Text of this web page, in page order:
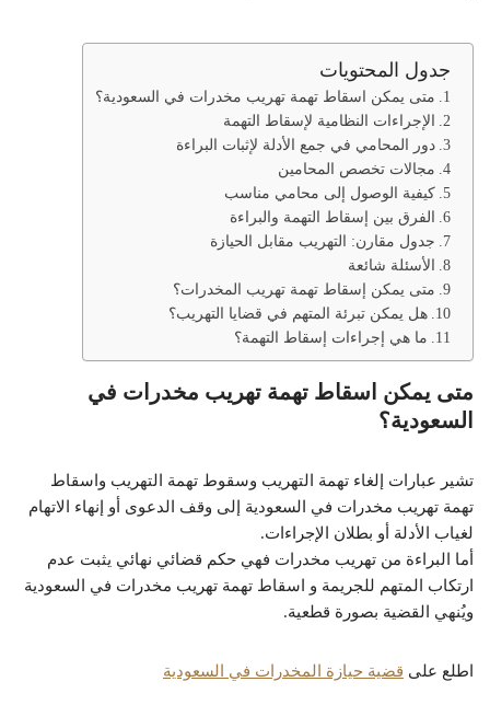
جدول المحتويات
متى يمكن اسقاط تهمة تهريب مخدرات في السعودية؟
الإجراءات النظامية لإسقاط التهمة
دور المحامي في جمع الأدلة لإثبات البراءة
مجالات تخصص المحامين
كيفية الوصول إلى محامي مناسب
الفرق بين إسقاط التهمة والبراءة
جدول مقارن: التهريب مقابل الحيازة
الأسئلة شائعة
متى يمكن إسقاط تهمة تهريب المخدرات؟
هل يمكن تبرئة المتهم في قضايا التهريب؟
ما هي إجراءات إسقاط التهمة؟
متى يمكن اسقاط تهمة تهريب مخدرات في
السعودية؟
تشير عبارات إلغاء تهمة التهريب وسقوط تهمة التهريب واسقاط
تهمة تهريب مخدرات في السعودية إلى وقف الدعوى أو إنهاء الاتهام
لغياب الأدلة أو بطلان الإجراءات.
أما البراءة من تهريب مخدرات فهي حكم قضائي نهائي يثبت عدم
ارتكاب المتهم للجريمة و اسقاط تهمة تهريب مخدرات في السعودية
ويُنهي القضية بصورة قطعية.
اطلع على قضية حيازة المخدرات في السعودية